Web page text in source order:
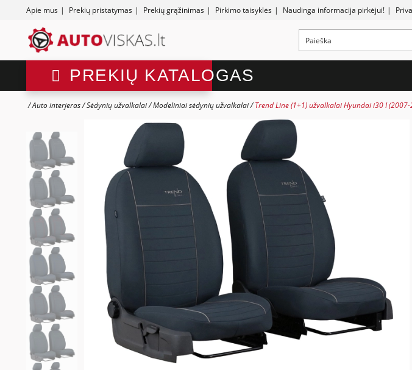
Apie mus | Prekių pristatymas | Prekių grąžinimas | Pirkimo taisyklės | Naudinga informacija pirkėjui! |
PREKIŲ KATALOGAS
Auto interjeras Sėdynių užvalkalai Modeliniai sėdynių užvalkalai Trend Line (1+1) užvalkalai Hyundai i30 I